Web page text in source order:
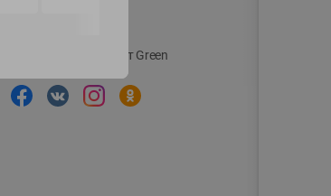
Корпоративный сайт Green